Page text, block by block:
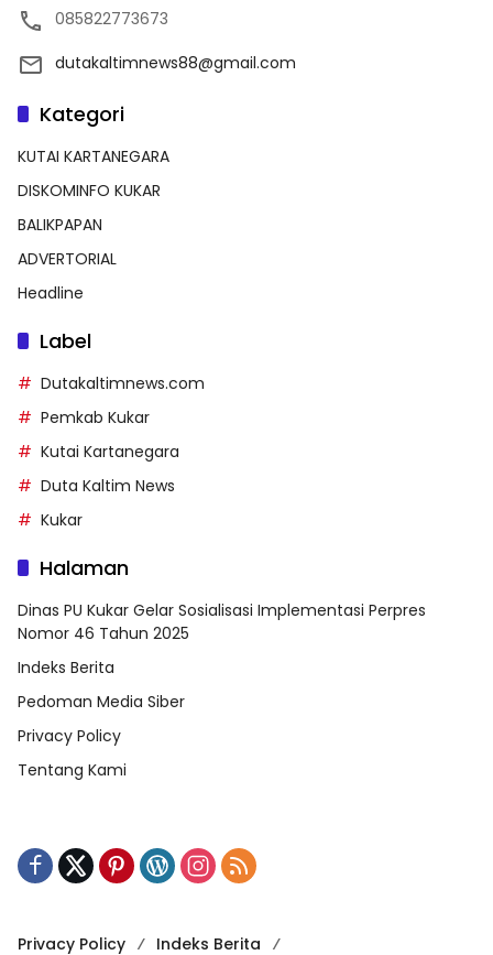
085822773673
dutakaltimnews88@gmail.com
Kategori
KUTAI KARTANEGARA
DISKOMINFO KUKAR
BALIKPAPAN
ADVERTORIAL
Headline
Label
Dutakaltimnews.com
Pemkab Kukar
Kutai Kartanegara
Duta Kaltim News
Kukar
Halaman
Dinas PU Kukar Gelar Sosialisasi Implementasi Perpres
Nomor 46 Tahun 2025
Indeks Berita
Pedoman Media Siber
Privacy Policy
Tentang Kami
Privacy Policy Indeks Berita